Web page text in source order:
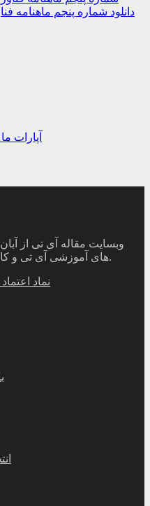
دانلود شماره پنجم ماهنامه
آپارات
های آموزشی آی تی و کامپیوتر شروع به فعالیت کرده است.